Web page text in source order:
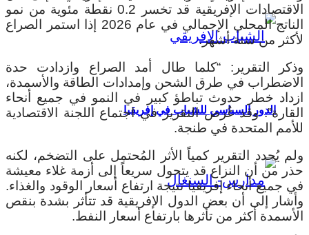
الدور السياسي للشباب في إفريقيا
الاقتصادات الإفريقية قد تخسر 0.2 نقطة مئوية من نمو
الناتج المحلي الإجمالي في عام 2026 إذا استمر الصراع
لأكثر من ستة أشهر.
وذكر التقرير: “كلما طال أمد الصراع وازدادت حدة
الاضطراب في طرق الشحن وإمدادات الطاقة والأسمدة،
ازداد خطر حدوث تباطؤ كبير في النمو في جميع أنحاء
القارة”. وقد عُرض التقرير في اجتماع اللجنة الاقتصادية
للأمم المتحدة في طنجة.
ولم يُحدد التقرير كمياً الأثر المُحتمل على التضخم، لكنه
حذر من أن النزاع قد يتحول سريعاً إلى أزمة غلاء معيشة
في جميع أنحاء إفريقيا نتيجة ارتفاع أسعار الوقود والغذاء.
وأشار إلى أن بعض الدول الإفريقية قد تتأثر بشدة بنقص
الأسمدة أكثر من تأثرها بارتفاع أسعار النفط.